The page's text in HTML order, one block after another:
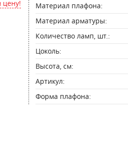
Материал плафона:
Материал арматуры:
Количество ламп, шт.:
Цоколь:
Высота, см:
Артикул:
Форма плафона: